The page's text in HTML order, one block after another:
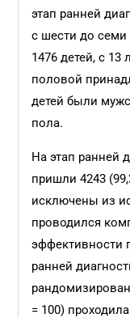
этап ранней
с шести до семи
1476 детей, с
половой
детей были
пола.
На этап ранней
пришли 4243
исключены из
проводился
эффективности
ранней
= 100)